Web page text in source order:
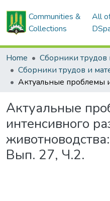
Communities &
Collections
All
Home
Актуальные
интенсивного
Вып. 27, Ч.2.